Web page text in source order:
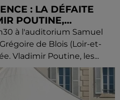
: LA DÉFAITE
POUTINE,...
à l'auditorium Samuel
de Blois (Loir-et-
Vladimir Poutine, les...